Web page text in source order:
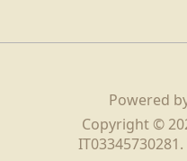
Powered
Copyright ©